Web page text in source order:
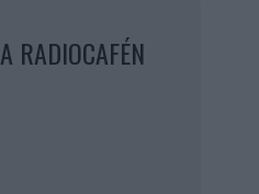
A RADIOCAFÉN